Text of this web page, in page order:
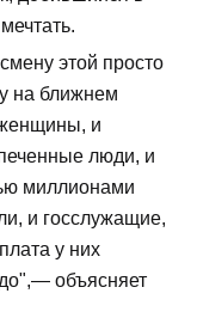
этой просто
на ближнем
и
люди, и
миллионами
и госслужащие,
у них
объясняет